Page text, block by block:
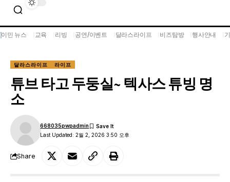
이민 뉴스 교육 리빙 공연/이벤트 달라스라이프 비즈탐방 행사안내
달라스라이프 라이프
튜브 타고 두둥실~ 텍사스 튜빙 명
소
Last Updated: 2월 2, 2026 3:50 오후
668035pwpadmin
Share